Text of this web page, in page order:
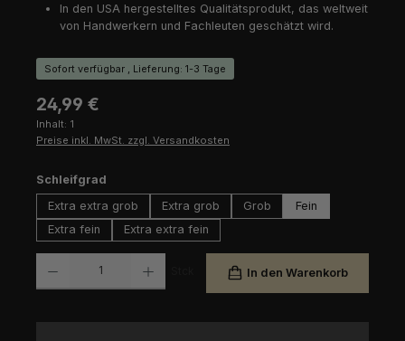
In den USA hergestelltes Qualitätsprodukt, das weltweit
von Handwerkern und Fachleuten geschätzt wird.
Sofort verfügbar , Lieferung: 1-3 Tage
Regulärer Preis:
24,99 €
Inhalt: 1
Preise inkl. MwSt. zzgl. Versandkosten
Schleifgrad
Extra extra grob
Extra grob Grob
Fein
Extra fein
Extra extra fein
In den Warenkorb